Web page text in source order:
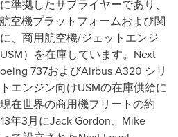
準拠したサプライヤーであり、
空機プラットフォームおよび関
、商用航空機/ジェットエンジ
）を在庫しています。Next
737およびAirbus A320 シリ
エンジン向けUSMの在庫供給に
在世界の商用機フリートの約
年3月にJack Gordon、Mike